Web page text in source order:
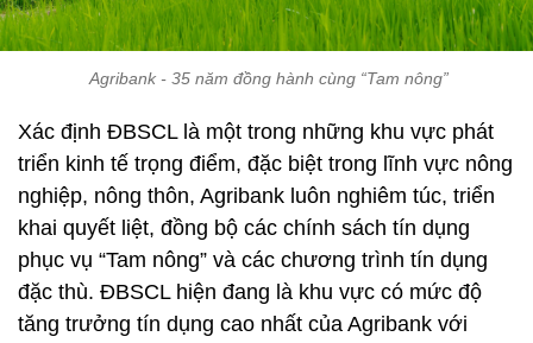
Agribank - 35 năm đồng hành cùng “Tam nông”
Xác định ĐBSCL là một trong những khu vực phát
triển kinh tế trọng điểm, đặc biệt trong lĩnh vực nông
nghiệp, nông thôn, Agribank luôn nghiêm túc, triển
khai quyết liệt, đồng bộ các chính sách tín dụng
phục vụ “Tam nông” và các chương trình tín dụng
đặc thù. ĐBSCL hiện đang là khu vực có mức độ
tăng trưởng tín dụng cao nhất của Agribank với